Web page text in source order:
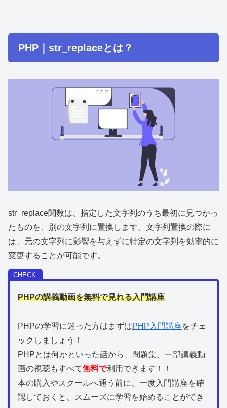
PHP｜str_replaceとは？
str_replace関数は、指定した文字列のうち最初に見つかっ
たものを、別の文字列に置換します。文字列置換の際に
は、元の文字列に影響を与えずに特定の文字列を効率的に
変更することが可能です。
PHPの講義動画を無料で見れる入門講座
PHPの学習に迷った方はまずはPHP入門講座をチェ
ックしましょう！
PHPとは何かといった話から、問題集、一部講義動
画の視聴もすべて無料で利用できます！！
本の購入やスクールへ通う前に、一度入門講座を確
認しておくと、スムーズに学習を始めることができ